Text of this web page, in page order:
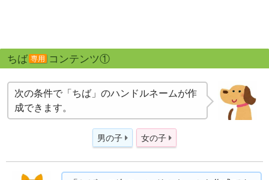
ちば 専用 コンテンツ①
次の条件で「ちば」のハンドルネームが作
成できます。
男の子 女の子